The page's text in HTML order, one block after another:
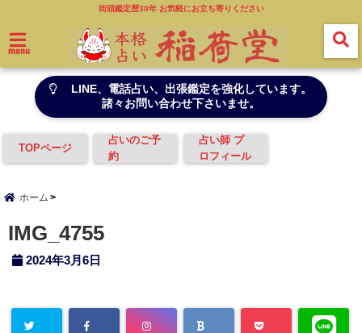
街頭鑑定歴30年 お気軽にお立ち寄りください
menu
LINE、電話占い、出張鑑定を強化しています。
諸々お問い合わせ下さいませ。
TOPページ
占いのご予
約
占い師 プ
ロフィール
ホーム
IMG_4755
2024年3月6日